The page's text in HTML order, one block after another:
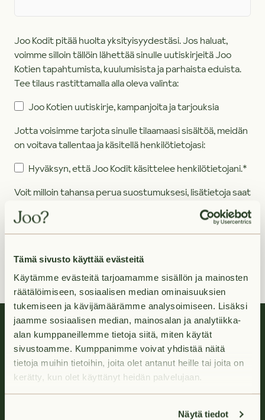
Tämä sivusto käyttää evästeitä
Käytämme evästeitä tarjoamamme sisällön ja mainosten
räätälöimiseen, sosiaalisen median ominaisuuksien
tukemiseen ja kävijämäärämme analysoimiseen. Lisäksi
jaamme sosiaalisen median, mainosalan ja analytiikka-
alan kumppaneillemme tietoja siitä, miten käytät
sivustoamme. Kumppanimme voivat yhdistää näitä
tietoja muihin tietoihin, joita olet antanut heille tai joita on
kerätty, kun olet käyttänyt heidän palvelujaan.
Näytä tiedot
Joo Kodit pitää huolta yksityisyydestäsi. Jos haluat,
voimme silloin tällöin lähettää sinulle uutiskirjeitä Joo
Kotien tapahtumista, kuulumisista ja parhaista eduista.
Tee tilaus rastittamalla alla oleva valinta:
Joo Kotien uutiskirje, kampanjoita ja tarjouksia
Jotta voisimme tarjota sinulle tilaamaasi sisältöä, meidän
on voitava tallentaa ja käsitellä henkilötietojasi:
Hyväksyn, että Joo Kodit käsittelee henkilötietojani.*
Voit milloin tahansa perua suostumuksesi, lisätietoja saat
Huoletonta vuokra-asumista.